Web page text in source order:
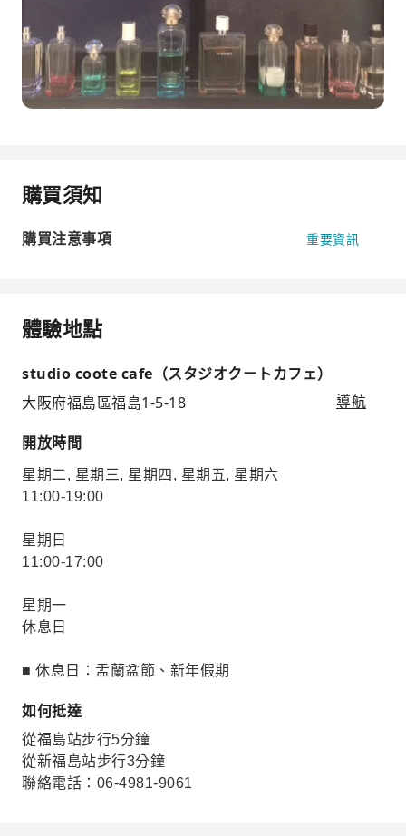
購買須知
購買注意事項 重要資訊
體驗地點
studio coote cafe（スタジオクートカフェ）
大阪府福島區福島1-5-18
導航
開放時間
星期二, 星期三, 星期四, 星期五, 星期六
11:00-19:00
星期日
11:00-17:00
星期一
休息日
■ 休息日：盂蘭盆節、新年假期
如何抵達
從福島站步行5分鐘
從新福島站步行3分鐘
聯絡電話：06-4981-9061